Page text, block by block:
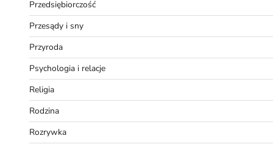
Przedsiębiorczość
Przesądy i sny
Przyroda
Psychologia i relacje
Religia
Rodzina
Rozrywka